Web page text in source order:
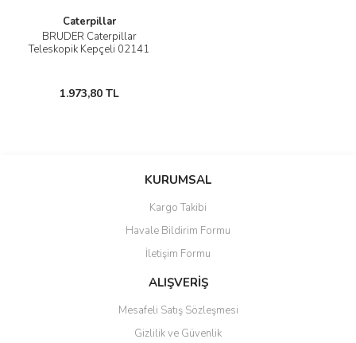
Caterpillar
BRUDER Caterpillar
Teleskopik Kepçeli 02141
1.973,80 TL
KURUMSAL
Kargo Takibi
Havale Bildirim Formu
İletişim Formu
ALIŞVERİŞ
Mesafeli Satış Sözleşmesi
Gizlilik ve Güvenlik